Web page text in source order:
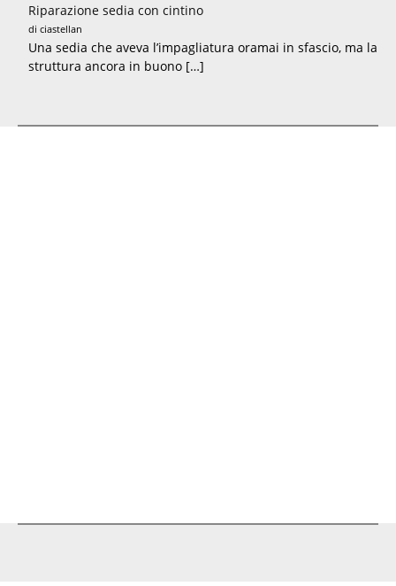
Riparazione sedia con cintino
di ciastellan
Una sedia che aveva l’impagliatura oramai in sfascio, ma la
struttura ancora in buono […]